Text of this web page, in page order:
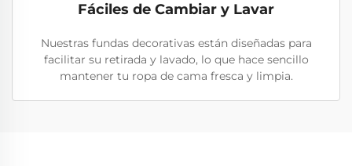
Fáciles de Cambiar y Lavar
Nuestras fundas decorativas están diseñadas para
facilitar su retirada y lavado, lo que hace sencillo
mantener tu ropa de cama fresca y limpia.